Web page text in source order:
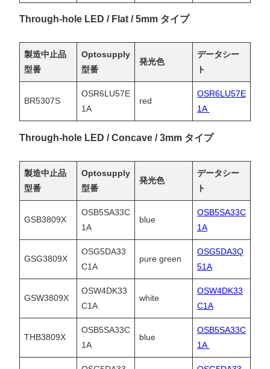
Through-hole LED / Flat / 5mm タイプ
製造中止品
型番
Optosupply
型番
発光色
データシー
ト
BR5307S
OSR6LU57E
1A
red
OSR6LU57E
1A
Through-hole LED / Concave / 3mm タイプ
製造中止品
型番
Optosupply
型番
発光色
データシー
ト
GSB3809X
OSB5SA33C
1A
blue
OSB5SA33C
1A
GSG3809X
OSG5DA33
C1A
pure green
OSG5DA3Q
51A
GSW3809X
OSW4DK33
C1A
white
OSW4DK33
C1A
THB3809X
OSB5SA33C
1A
blue
OSB5SA33C
1A